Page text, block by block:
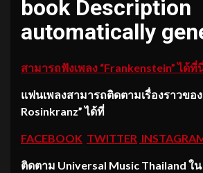
สามารถฟังเพลง “Frankenstein” ได้ที่
แฟนเพลงสามารถติดตามเรื่องราวของ
Rosinkranz” ได้ที่
FACEBOOK TWITTER
ติดตาม Universal Music Thailand ใ